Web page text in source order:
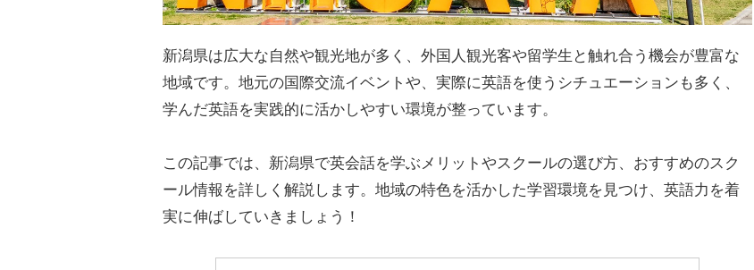
新潟県は広大な自然や観光地が多く、外国人観光客や留学生と触れ合う機会が豊富な
地域です。地元の国際交流イベントや、実際に英語を使うシチュエーションも多く、
学んだ英語を実践的に活かしやすい環境が整っています。
この記事では、新潟県で英会話を学ぶメリットやスクールの選び方、おすすめのスク
ール情報を詳しく解説します。地域の特色を活かした学習環境を見つけ、英語力を着
実に伸ばしていきましょう！